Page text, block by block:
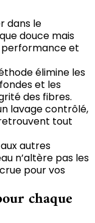
dans le
douce mais
et
élimine les
et les
des fibres.
lavage contrôlé,
tout
autres
n’altère pas les
pour vos
chaque